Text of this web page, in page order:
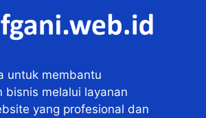
untuk membantu
bisnis melalui layanan
yang profesional dan